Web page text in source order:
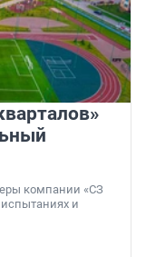
компании «СЗ
и